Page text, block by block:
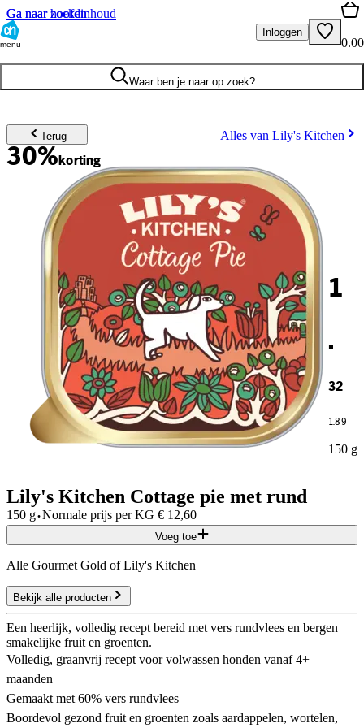
Ga naar hoofdinhoud
Ga naar zoeken
menu
Inloggen
0.00
Waar ben je naar op zoek?
Terug Alles van Lily's Kitchen
30%korting
1
.
32
1.89
150 g
Lily's Kitchen Cottage pie met rund
150 g·Normale prijs per KG € 12,60
Voeg toe
Alle Gourmet Gold of Lily's Kitchen
Bekijk alle producten
Een heerlijk, volledig recept bereid met vers rundvlees en bergen
smakelijke fruit en groenten.
Volledig, graanvrij recept voor volwassen honden vanaf 4+
maanden
Gemaakt met 60% vers rundvlees
Boordevol gezond fruit en groenten zoals aardappelen, wortelen,